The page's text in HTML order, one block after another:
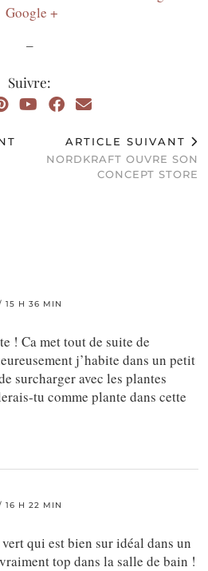
Google +
–
Suivre:
ARTICLE SUIVANT
NORDKRAFT OUVRE SON
CONCEPT STORE
15 H 36 MIN
! Ca met tout de suite de
j’habite dans un petit
surcharger avec les plantes
tu comme plante dans cette
16 H 22 MIN
qui est bien sur idéal dans un
top dans la salle de bain !